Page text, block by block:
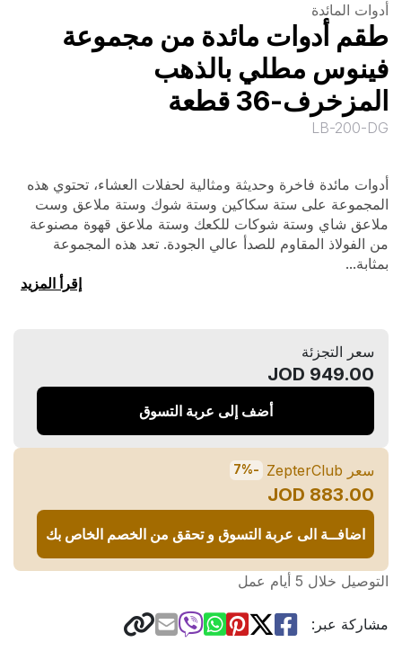
أدوات المائدة
طقم أدوات مائدة من مجموعة
فينوس مطلي بالذهب
المزخرف-36 قطعة
LB-200-DG
أدوات مائدة فاخرة وحديثة ومثالية لحفلات العشاء، تحتوي هذه
المجموعة على ستة سكاكين وستة شوك وستة ملاعق وست
ملاعق شاي وستة شوكات للكعك وستة ملاعق قهوة مصنوعة
من الفولاذ المقاوم للصدأ عالي الجودة. تعد هذه المجموعة
بمثابة...
إقرأ المزيد
سعر التجزئة
949.00 JOD
أضف إلى عربة التسوق
سعر ZepterClub -7%
883.00 JOD
اضافــة الى عربة التسوق و تحقق من الخصم الخاص بك
التوصيل خلال 5 أيام عمل
مشاركة عبر: